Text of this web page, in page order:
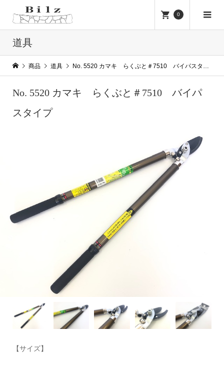
0
道具
商品 道具 No. 5520 カマキ らくぶと＃7510 バイパスタイプ
No. 5520 カマキ らくぶと＃7510 バイパ
スタイプ
【サイズ】